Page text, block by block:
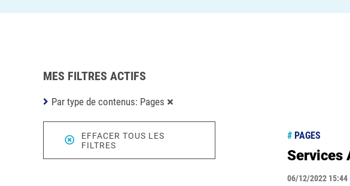
# PAGES
Services
06/12/2022 15:44
MES FILTRES ACTIFS
Par type de contenus: Pages
EFFACER TOUS LES
FILTRES